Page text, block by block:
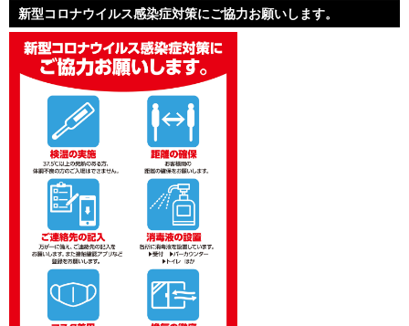
新型コロナウイルス感染症対策にご協力お願いします。